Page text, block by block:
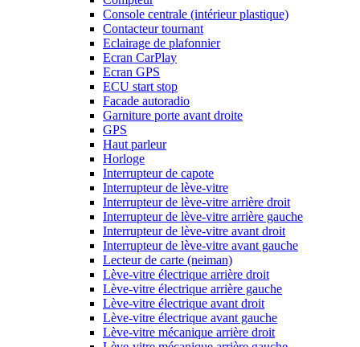
Console centrale (intérieur plastique)
Contacteur tournant
Eclairage de plafonnier
Ecran CarPlay
Ecran GPS
ECU start stop
Facade autoradio
Garniture porte avant droite
GPS
Haut parleur
Horloge
Interrupteur de capote
Interrupteur de lève-vitre
Interrupteur de lève-vitre arrière droit
Interrupteur de lève-vitre arrière gauche
Interrupteur de lève-vitre avant droit
Interrupteur de lève-vitre avant gauche
Lecteur de carte (neiman)
Lève-vitre électrique arrière droit
Lève-vitre électrique arrière gauche
Lève-vitre électrique avant droit
Lève-vitre électrique avant gauche
Lève-vitre mécanique arrière droit